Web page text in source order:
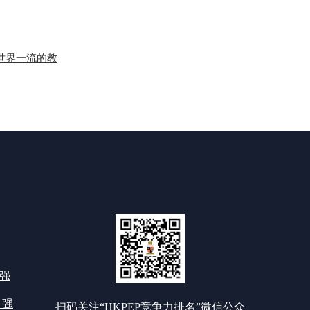
界一流的教
扫码关注“HKPEP竞争力排名”微信公众